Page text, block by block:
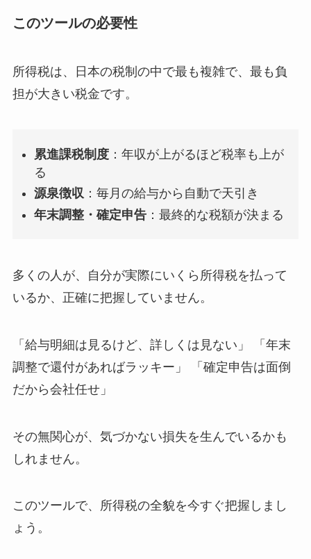
このツールの必要性
所得税は、日本の税制の中で最も複雑で、最も負
担が大きい税金です。
累進課税制度 ：年収が上がるほど税率も上が
る
源泉徴収 ：毎月の給与から自動で天引き
年末調整・確定申告 ：最終的な税額が決まる
多くの人が、自分が実際にいくら所得税を払って
いるか、正確に把握していません。
「給与明細は見るけど、詳しくは見ない」 「年末
調整で還付があればラッキー」 「確定申告は面倒
だから会社任せ」
その無関心が、気づかない損失を生んでいるかも
しれません。
このツールで、所得税の全貌を今すぐ把握しまし
ょう。